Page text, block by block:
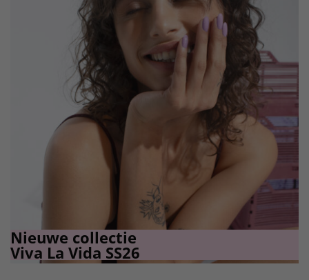
Nieuwe collectie
Viva La Vida SS26